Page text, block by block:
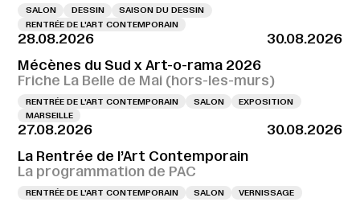
SALON DESSIN
SAISON DU DESSIN
RENTRÉE DE L'ART CONTEMPORAIN
28.08.2026
30.08.2026
Mécènes du Sud x Art-o-rama 2026
Friche La Belle de Mai (hors-les-murs)
RENTRÉE DE L'ART CONTEMPORAIN SALON
EXPOSITION
MARSEILLE
27.08.2026
30.08.2026
La Rentrée de l’Art Contemporain
La programmation de PAC
RENTRÉE DE L'ART CONTEMPORAIN SALON VERNISSAGE